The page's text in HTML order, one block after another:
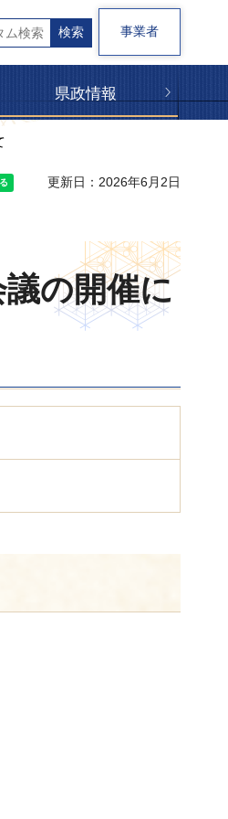
事業者
県政情報
更新日：2026年6月2日
の開催に